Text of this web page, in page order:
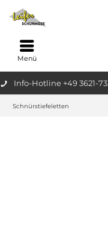
Info-Hotline +49 3621-
Menü
Schnürstiefeletten